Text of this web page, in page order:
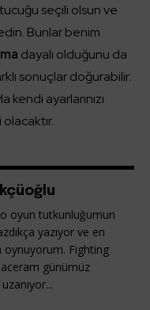
seçili olsun ve
Bunlar benim
dayalı olduğunu da
sonuçlar doğurabilir.
ayarlarınızı
oyun tutkunluğumun
yazıyor ve en
Fighting
günümüz